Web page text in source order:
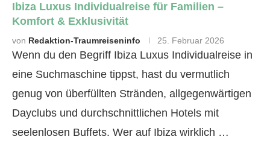
Ibiza Luxus Individualreise für Familien –
Komfort & Exklusivität
von Redaktion-Traumreiseninfo 25. Februar 2026
Wenn du den Begriff Ibiza Luxus Individualreise in
eine Suchmaschine tippst, hast du vermutlich
genug von überfüllten Stränden, allgegenwärtigen
Dayclubs und durchschnittlichen Hotels mit
seelenlosen Buffets. Wer auf Ibiza wirklich …